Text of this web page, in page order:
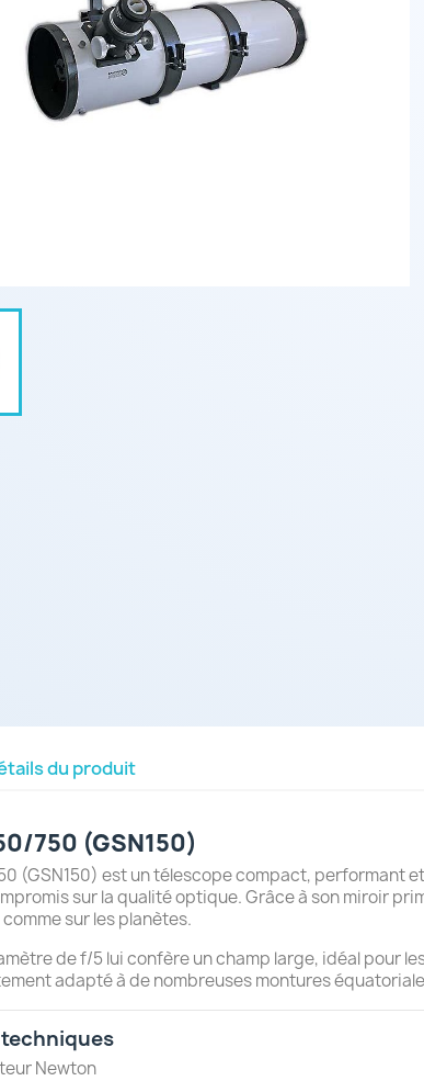
du produit
750 (GSN150)
(GSN150) est un télescope compact,
sur la qualité optique. Grâce à son miroir
sur les planètes.
de f/5 lui confère un champ large, idéal pour
adapté à de nombreuses montures
Newton